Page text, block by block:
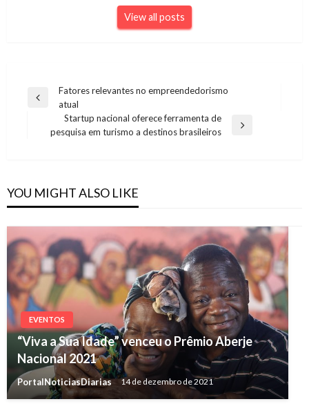
View all posts
Navegação
Post
Previous
Fatores relevantes no empreendedorismo
atual
Next
Startup nacional oferece ferramenta de
pesquisa em turismo a destinos brasileiros
YOU MIGHT ALSO LIKE
EVENTOS
“Viva a Sua Idade” venceu o Prêmio Aberje
Nacional 2021
PortalNoticiasDiarias 14 de dezembro de 2021